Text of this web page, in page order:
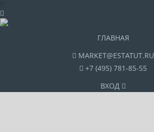
ГЛАВНАЯ
MARKET@ESTATUT.RU
+7 (495) 781-85-55
ВХОД